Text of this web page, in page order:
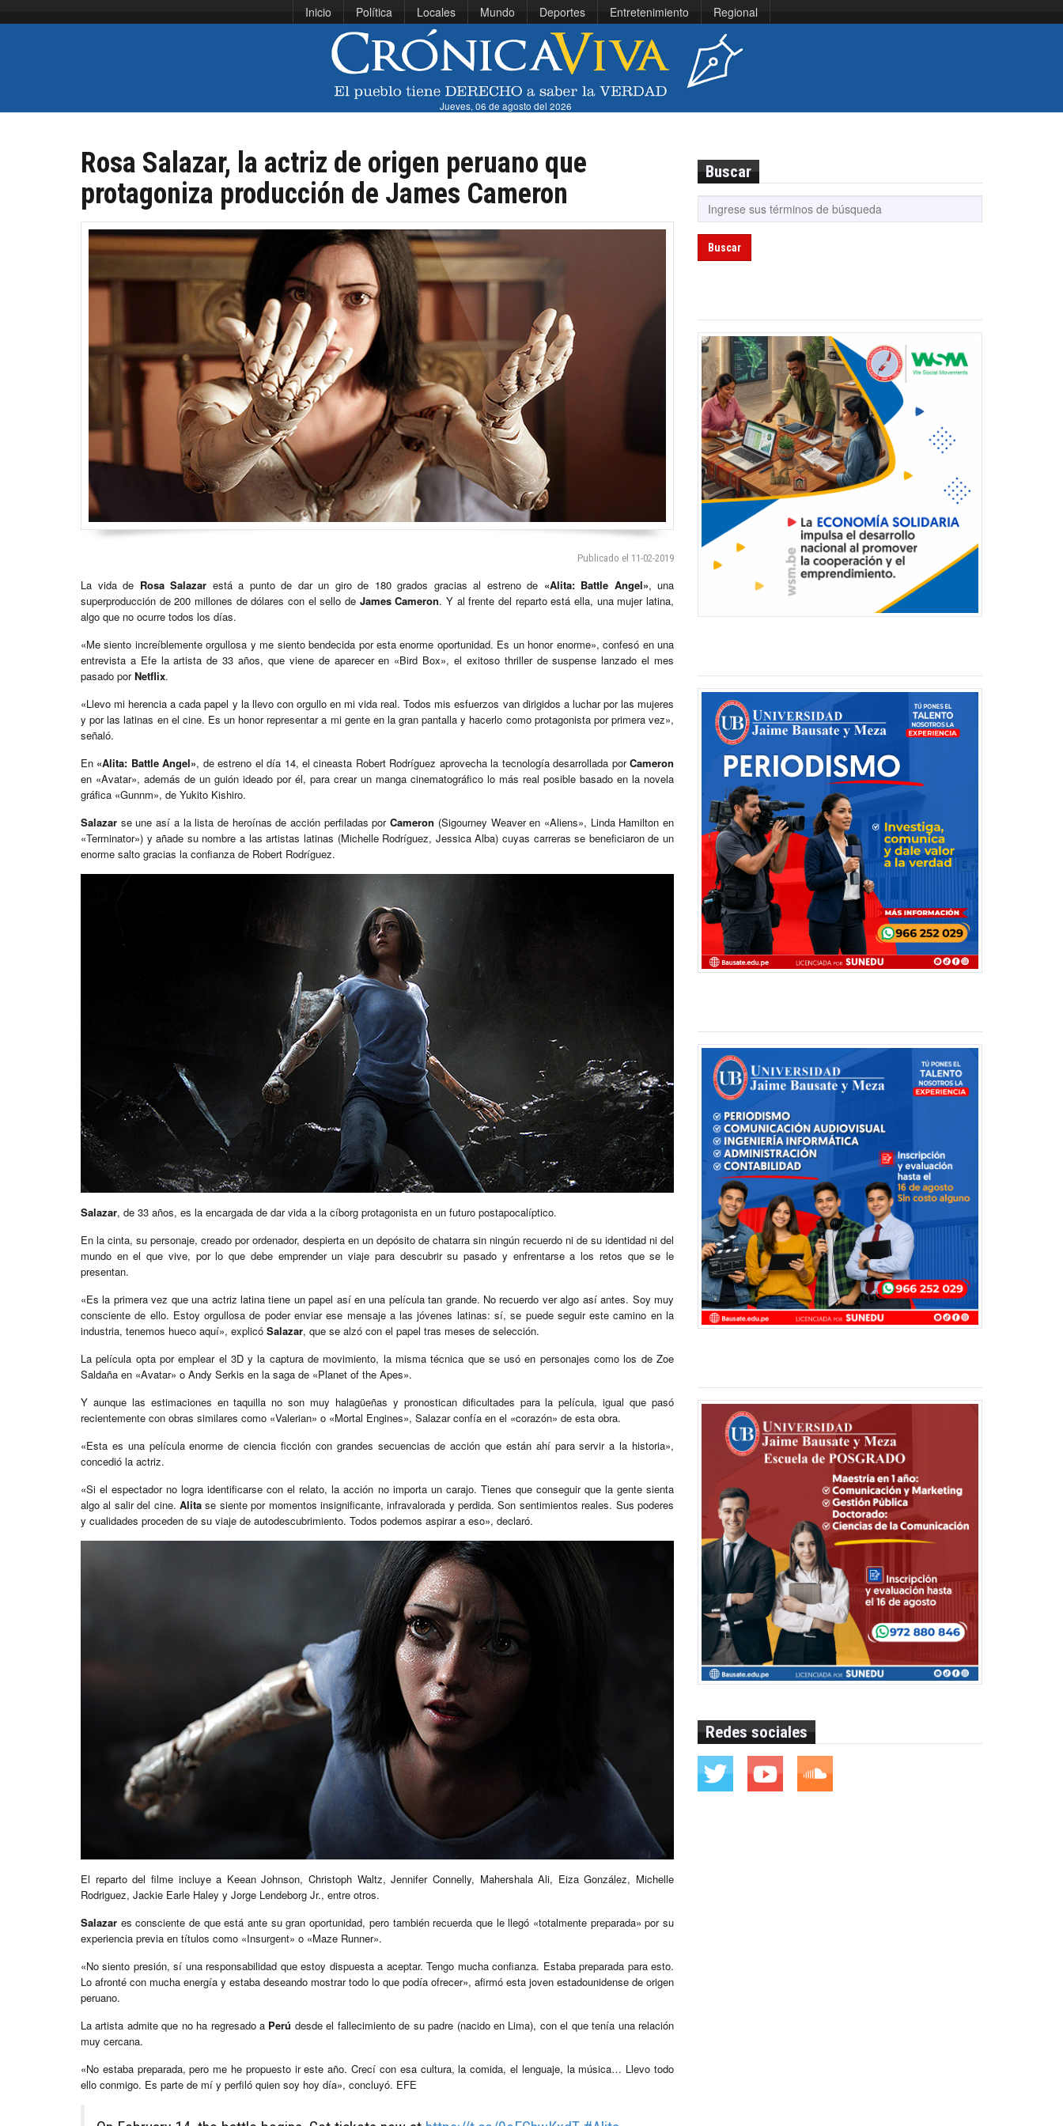
Inicio Política Locales Mundo Deportes Entretenimiento Regional
Jueves, 06 de agosto del 2026
Rosa Salazar, la actriz de origen peruano que
protagoniza producción de James Cameron
Publicado el 11-02-2019
La vida de Rosa Salazar está a punto de dar un giro de 180 grados gracias al estreno de «Alita: Battle Angel», una
superproducción de 200 millones de dólares con el sello de James Cameron. Y al frente del reparto está ella, una mujer latina,
algo que no ocurre todos los días.
«Me siento increíblemente orgullosa y me siento bendecida por esta enorme oportunidad. Es un honor enorme», confesó en una
entrevista a Efe la artista de 33 años, que viene de aparecer en «Bird Box», el exitoso thriller de suspense lanzado el mes
pasado porNetflix.
«Llevo mi herencia a cada papel y la llevo con orgullo en mi vida real. Todos mis esfuerzos van dirigidos a luchar por las mujeres
y por las latinas en el cine. Es un honor representar a mi gente en la gran pantalla y hacerlo como protagonista por primera vez»,
señaló.
En «Alita: Battle Angel», de estreno el día 14, el cineasta Robert Rodríguez aprovecha la tecnología desarrollada porCameron
en «Avatar», además de un guión ideado por él, para crear un manga cinematográfico lo más real posible basado en la novela
gráfica «Gunnm», de Yukito Kishiro.
Salazar se une así a la lista de heroínas de acción perfiladas porCameron (Sigourney Weaver en «Aliens», Linda Hamilton en
«Terminator») y añade su nombre a las artistas latinas (Michelle Rodríguez, Jessica Alba) cuyas carreras se beneficiaron de un
enorme salto gracias la confianza de Robert Rodríguez.
Salazar, de 33 años, es la encargada de dar vida a la cíborg protagonista en un futuro postapocalíptico.
En la cinta, su personaje, creado por ordenador, despierta en un depósito de chatarra sin ningún recuerdo ni de su identidad ni del
mundo en el que vive, por lo que debe emprender un viaje para descubrir su pasado y enfrentarse a los retos que se le
presentan.
«Es la primera vez que una actriz latina tiene un papel así en una película tan grande. No recuerdo ver algo así antes. Soy muy
consciente de ello. Estoy orgullosa de poder enviar ese mensaje a las jóvenes latinas: sí, se puede seguir este camino en la
industria, tenemos hueco aquí», explicó Salazar, que se alzó con el papel tras meses de selección.
La película opta por emplear el 3D y la captura de movimiento, la misma técnica que se usó en personajes como los de Zoe
Saldaña en «Avatar» o Andy Serkis en la saga de «Planet of the Apes».
Y aunque las estimaciones en taquilla no son muy halagüeñas y pronostican dificultades para la película, igual que pasó
recientemente con obras similares como «Valerian» o «Mortal Engines», Salazar confía en el «corazón» de esta obra.
«Esta es una película enorme de ciencia ficción con grandes secuencias de acción que están ahí para servir a la historia»,
concedió la actriz.
«Si el espectador no logra identificarse con el relato, la acción no importa un carajo. Tienes que conseguir que la gente sienta
algo al salir del cine. Alitase siente por momentos insignificante, infravalorada y perdida. Son sentimientos reales. Sus poderes
y cualidades proceden de su viaje de autodescubrimiento. Todos podemos aspirar a eso», declaró.
El reparto del filme incluye a Keean Johnson, Christoph Waltz, Jennifer Connelly, Mahershala Ali, Eiza González, Michelle
Rodriguez, Jackie Earle Haley y Jorge Lendeborg Jr., entre otros.
Salazar es consciente de que está ante su gran oportunidad, pero también recuerda que le llegó «totalmente preparada» por su
experiencia previa en títulos como «Insurgent» o «Maze Runner».
«No siento presión, sí una responsabilidad que estoy dispuesta a aceptar. Tengo mucha confianza. Estaba preparada para esto.
Lo afronté con mucha energía y estaba deseando mostrar todo lo que podía ofrecer», afirmó esta joven estadounidense de origen
peruano.
La artista admite que no ha regresado a Perú desde el fallecimiento de su padre (nacido en Lima), con el que tenía una relación
muy cercana.
«No estaba preparada, pero me he propuesto ir este año. Crecí con esa cultura, la comida, el lenguaje, la música… Llevo todo
ello conmigo. Es parte de mí y perfiló quien soy hoy día», concluyó. EFE
Buscar
Buscar
Redes sociales